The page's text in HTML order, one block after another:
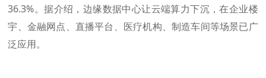
36.3%。据介绍，边缘数据中心让云端算力下沉，在企业楼
宇、金融网点、直播平台、医疗机构、制造车间等场景已广
泛应用。